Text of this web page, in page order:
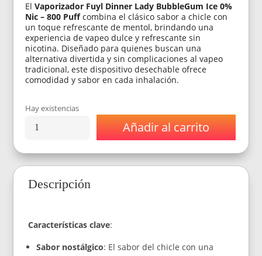
ElVaporizador Fuyl Dinner Lady BubbleGum Ice 0%
Nic – 800 Puffcombina el clásico sabor a chicle con
un toque refrescante de mentol, brindando una
experiencia de vapeo dulce y refrescante sin
nicotina. Diseñado para quienes buscan una
alternativa divertida y sin complicaciones al vapeo
tradicional, este dispositivo desechable ofrece
comodidad y sabor en cada inhalación.
Hay existencias
Vaporizador
Dinner
Lady
Ice
Puff
Añadir al carrito
Descripción
Características clave:
Sabor nostálgico: El sabor del chicle con una